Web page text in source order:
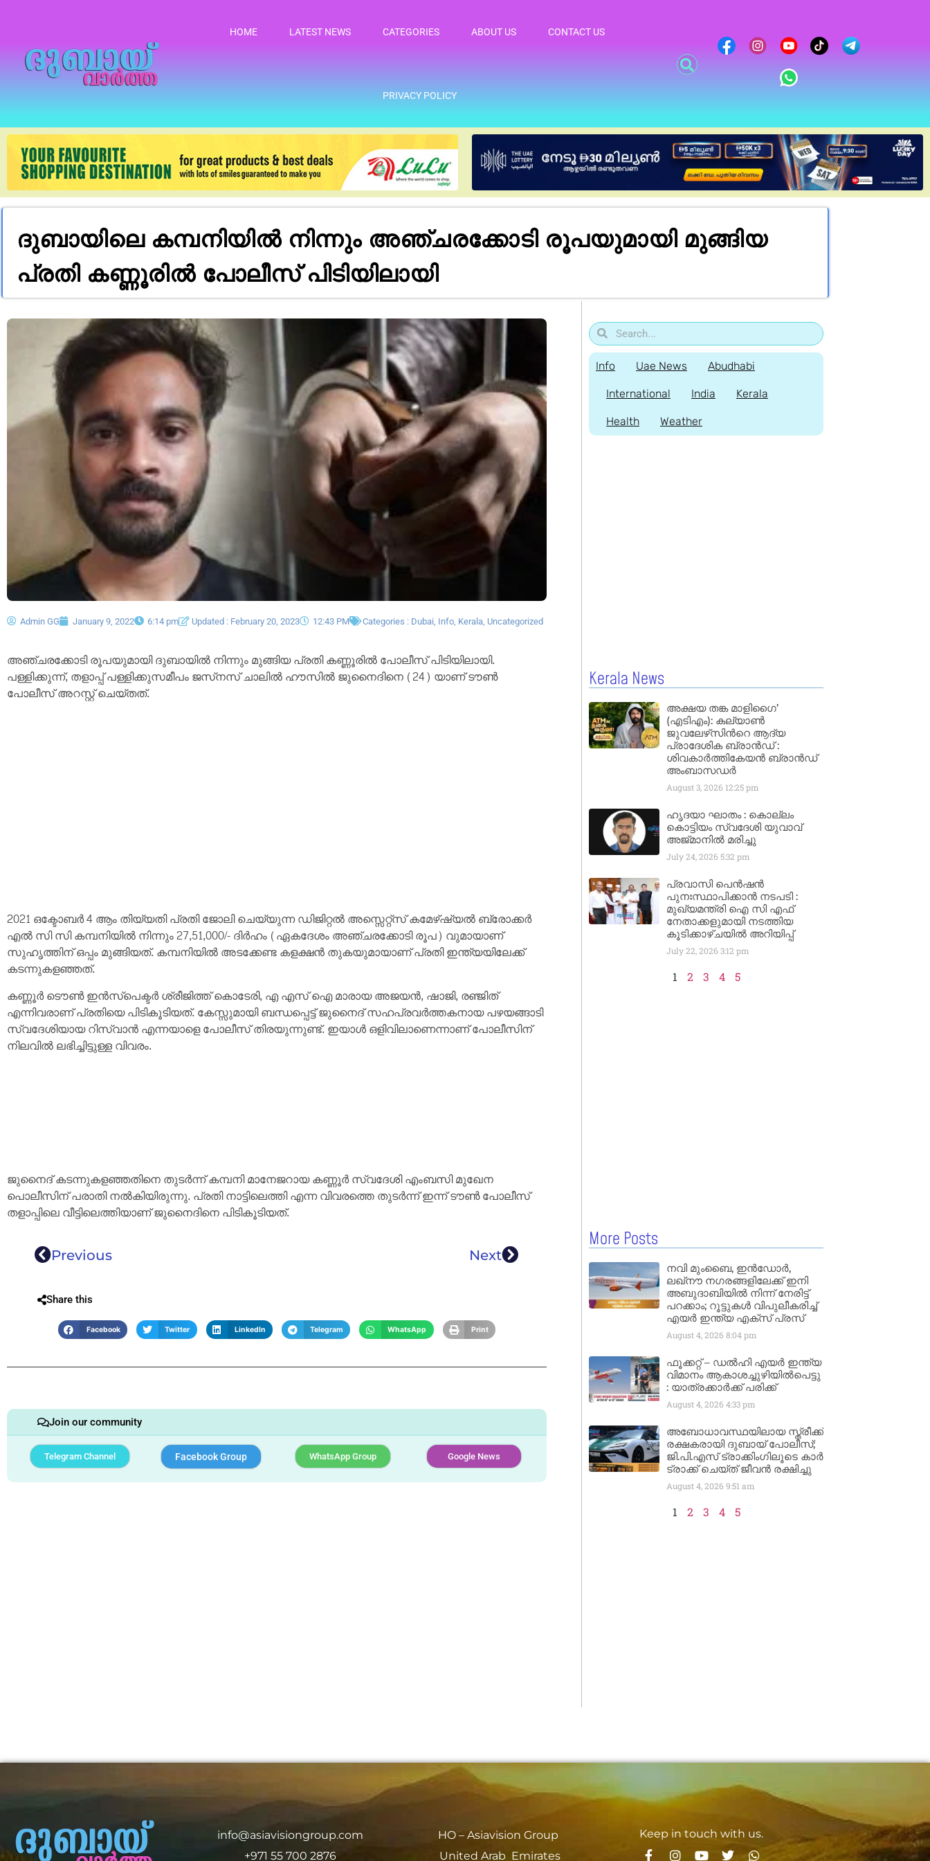
HOME LATEST NEWS CATEGORIES ABOUT US CONTACT US
PRIVACY POLICY
ദുബായിലെ കമ്പനിയില്‍ നിന്നും അഞ്ചരക്കോടി രൂപയുമായി മുങ്ങിയ
പ്രതി കണ്ണൂരില്‍ പോലീസ് പിടിയിലായി
Admin GG January 9, 2022 6:14 pm Updated : February 20, 2023 12:43 PM Categories : Dubai Info Kerala Uncategorized
അഞ്ചരക്കോടി രൂപയുമായി ദുബായില്‍ നിന്നും മുങ്ങിയ പ്രതി കണ്ണൂരില്‍ പോലീസ് പിടിയിലായി.
പള്ളിക്കുന്ന്, തളാപ്പ് പള്ളിക്കുസമീപം ജസ്‌നസ് ചാലില്‍ ഹൗസില്‍ ജുനൈദിനെ (24) യാണ് ടൗണ്‍
പോലീസ് അറസ്റ്റ് ചെയ്തത്.
2021 ഒക്ടോബര്‍ 4 ആം തിയ്യതി പ്രതി ജോലി ചെയ്യുന്ന ഡിജിറ്റല്‍ അസ്സെറ്റ്‌സ് കമേഴ്ഷ്യല്‍ ബ്രോക്കര്‍
എല്‍ സി സി കമ്പനിയില്‍ നിന്നും 27,51,000/- ദിര്‍ഹം (ഏകദേശം അഞ്ചരക്കോടി രൂപ) വുമായാണ്
സുഹൃത്തിന് ഒപ്പം മുങ്ങിയത്. കമ്പനിയില്‍ അടക്കേണ്ട കളക്ഷന്‍ തുകയുമായാണ് പ്രതി ഇന്ത്യയിലേക്ക്
കടന്നുകളഞ്ഞത്.
കണ്ണൂര്‍ ടൌണ്‍ ഇന്‍സ്‌പെക്ടര്‍ ശ്രീജിത്ത് കൊടേരി, എ എസ് ഐ മാരായ അജയന്‍, ഷാജി, രഞ്ജിത്
എന്നിവരാണ് പ്രതിയെ പിടികൂടിയത്. കേസ്സുമായി ബന്ധപ്പെട്ട് ജുനൈദ് സഹപ്രവര്‍ത്തകനായ പഴയങ്ങാടി
സ്വദേശിയായ റിസ്വാന്‍ എന്നയാളെ പോലീസ് തിരയുന്നുണ്ട്. ഇയാള്‍ ഒളിവിലാണെന്നാണ് പോലീസിന്
നിലവില്‍ ലഭിച്ചിട്ടുള്ള വിവരം.
ജുനൈദ് കടന്നുകളഞ്ഞതിനെ തുടര്‍ന്ന് കമ്പനി മാനേജറായ കണ്ണൂര്‍ സ്വദേശി എംബസി മുഖേന
പൊലീസിന് പരാതി നല്‍കിയിരുന്നു. പ്രതി നാട്ടിലെത്തി എന്ന വിവരത്തെ തുടര്‍ന്ന് ഇന്ന് ടൗണ്‍ പോലീസ്
തളാപ്പിലെ വീട്ടിലെത്തിയാണ് ജുനൈദിനെ പിടികൂടിയത്.
Previous Next
Share this
Facebook Twitter LinkedIn Telegram WhatsApp Print
Join our community
Telegram Channel Facebook Group WhatsApp Group Google News
Info Uae News Abudhabi
International India Kerala
Health Weather
Kerala News
അക്ഷയ തങ്ക മാളിഗൈ’
(എടിഎം): കല്യാണ്‍
ജുവലേഴ്‌സിന്‍റെ ആദ്യ
പ്രാദേശിക ബ്രാന്‍ഡ് :
ശിവകാര്‍ത്തികേയന്‍ ബ്രാന്‍ഡ്
അംബാസഡര്‍
August 3, 2026 12:25 pm
ഹൃദയാ ഘാതം : കൊല്ലം
കൊട്ടിയം സ്വദേശി യുവാവ്
അജ്മാനിൽ മരിച്ചു
July 24, 2026 5:32 pm
പ്രവാസി പെൻഷൻ
പുനഃസ്ഥാപിക്കാൻ നടപടി :
മുഖ്യമന്ത്രി ഐ സി എഫ്
നേതാക്കളുമായി നടത്തിയ
കൂടിക്കാഴ്ചയിൽ അറിയിപ്പ്
July 22, 2026 3:12 pm
1 2 3 4 5
More Posts
നവി മുംബൈ, ഇൻഡോർ,
ലഖ്നൗ നഗരങ്ങളിലേക്ക് ഇനി
അബുദാബിയിൽ നിന്ന് നേരിട്ട്
പറക്കാം; റൂട്ടുകൾ വിപുലീകരിച്ച്
എയർ ഇന്ത്യ എക്സ് പ്രസ്
August 4, 2026 8:04 pm
ഫൂക്കറ്റ് – ഡൽഹി എയര്‍ ഇന്ത്യ
വിമാനം ആകാശച്ചുഴിയില്‍പെട്ടു
: യാത്രക്കാര്‍ക്ക് പരിക്ക്
August 4, 2026 4:33 pm
അബോധാവസ്ഥയിലായ സ്ത്രീക്ക്
രക്ഷകരായി ദുബായ് പോലീസ്;
ജി.പി.എസ് ട്രാക്കിംഗിലൂടെ കാർ
ട്രാക്ക് ചെയ്ത് ജീവൻ രക്ഷിച്ചു
August 4, 2026 9:51 am
1 2 3 4 5
info@asiavisiongroup.com
+971 55 700 2876
HO – Asiavision Group
United Arab Emirates
Keep in touch with us.